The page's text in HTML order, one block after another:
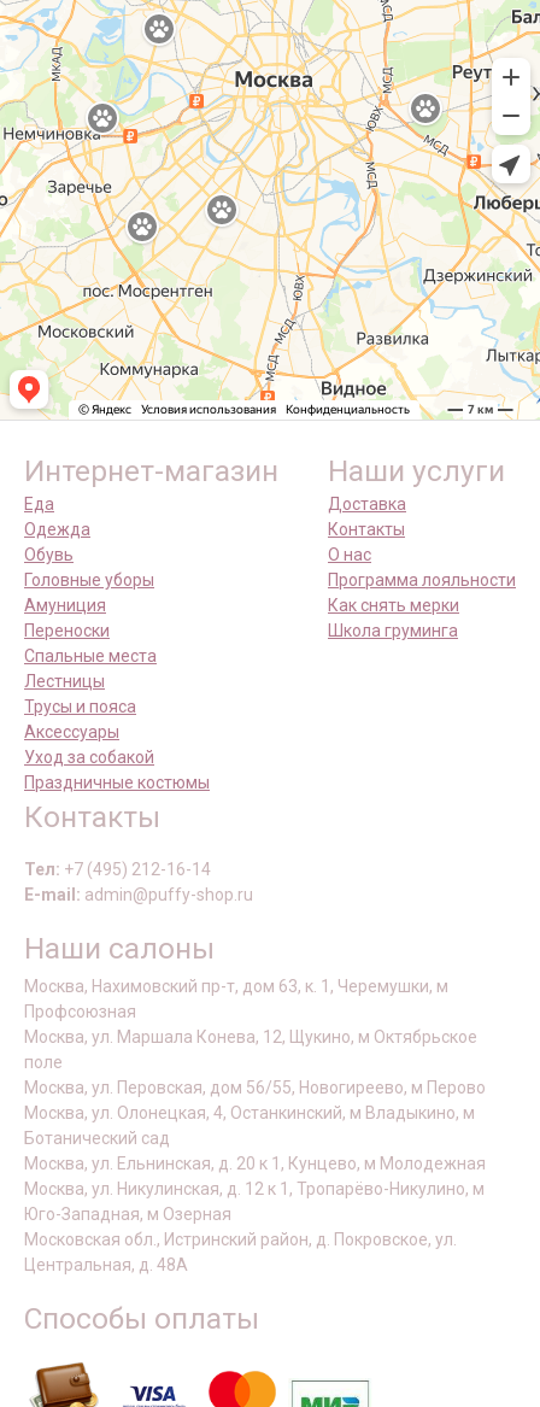
Интернет-магазин
Еда
Одежда
Обувь
Головные уборы
Амуниция
Переноски
Спальные места
Лестницы
Трусы и пояса
Аксессуары
Уход за собакой
Праздничные костюмы
Наши услуги
Доставка
Контакты
О нас
Программа лояльности
Как снять мерки
Школа груминга
Контакты
Тел: +7 (495) 212-16-14
E-mail: admin@puffy-shop.ru
Наши салоны
Москва, Нахимовский пр-т, дом 63, к. 1, Черемушки, м
Профсоюзная
Москва, ул. Маршала Конева, 12, Щукино, м Октябрьское
поле
Москва, ул. Перовская, дом 56/55, Новогиреево, м Перово
Москва, ул. Олонецкая, 4, Останкинский, м Владыкино, м
Ботанический сад
Москва, ул. Ельнинская, д. 20 к 1, Кунцево, м Молодежная
Москва, ул. Никулинская, д. 12 к 1, Тропарёво-Никулино, м
Юго-Западная, м Озерная
Московская обл., Истринский район, д. Покровское, ул.
Центральная, д. 48А
Способы оплаты